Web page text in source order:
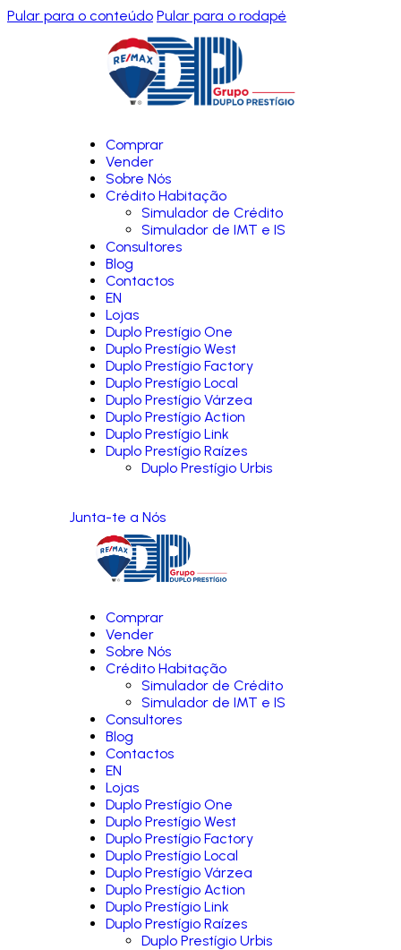
Pular para o conteúdo Pular para o rodapé
Comprar
Vender
Sobre Nós
Crédito Habitação
Simulador de Crédito
Simulador de IMT e IS
Consultores
Blog
Contactos
EN
Lojas
Duplo Prestígio One
Duplo Prestígio West
Duplo Prestígio Factory
Duplo Prestígio Local
Duplo Prestígio Várzea
Duplo Prestígio Action
Duplo Prestígio Link
Duplo Prestígio Raízes
Duplo Prestígio Urbis
Junta-te a Nós
Comprar
Vender
Sobre Nós
Crédito Habitação
Simulador de Crédito
Simulador de IMT e IS
Consultores
Blog
Contactos
EN
Lojas
Duplo Prestígio One
Duplo Prestígio West
Duplo Prestígio Factory
Duplo Prestígio Local
Duplo Prestígio Várzea
Duplo Prestígio Action
Duplo Prestígio Link
Duplo Prestígio Raízes
Duplo Prestígio Urbis